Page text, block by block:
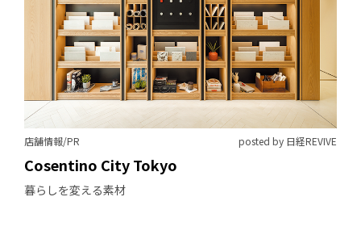
店舗情報/PR posted by 日経REVIVE
Cosentino City Tokyo
暮らしを変える素材